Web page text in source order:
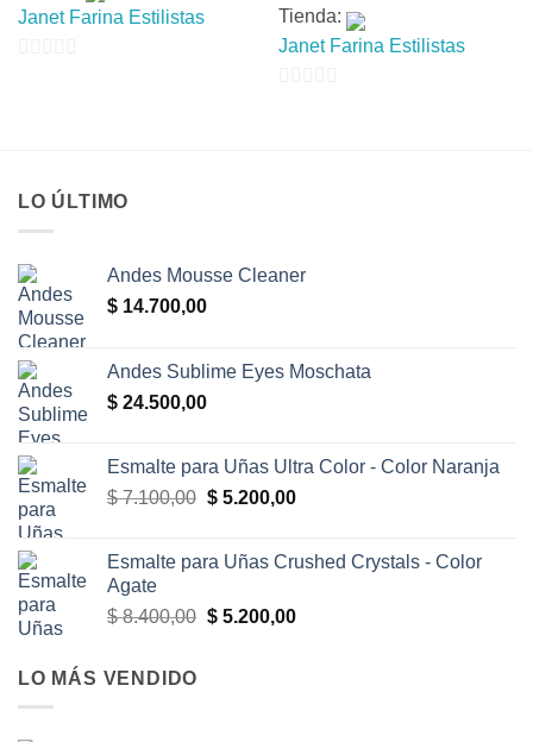
Janet Farina Estilistas
Tienda:
Janet Farina Estilistas
LO ÚLTIMO
Andes Mousse Cleaner
$ 14.700,00
Andes Sublime Eyes Moschata
$ 24.500,00
Esmalte para Uñas Ultra Color - Color Naranja
$7.100,00 El
era:
$5.200,00El
es:
Esmalte para Uñas Crushed Crystals - Color
Agate
$8.400,00 El
$5.200,00El
LO MÁS VENDIDO